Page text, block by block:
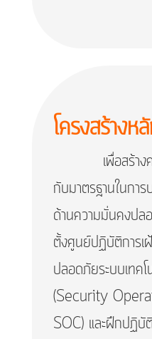
โครงสร้างห
เพื่อสร้างควา
กับมาตรฐานในกา
ด้านความมั่นคงปล
ตั้งศูนย์ปฏิบัติการเ
ปลอดภัยระบบเทคโ
(Security
SOC) และฝึกปฏิบั